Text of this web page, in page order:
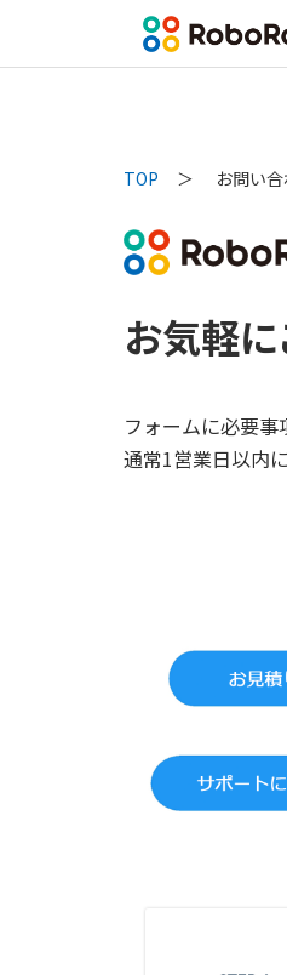
TOP お問い
お気軽
フォームに必要事
通常1営業日以内